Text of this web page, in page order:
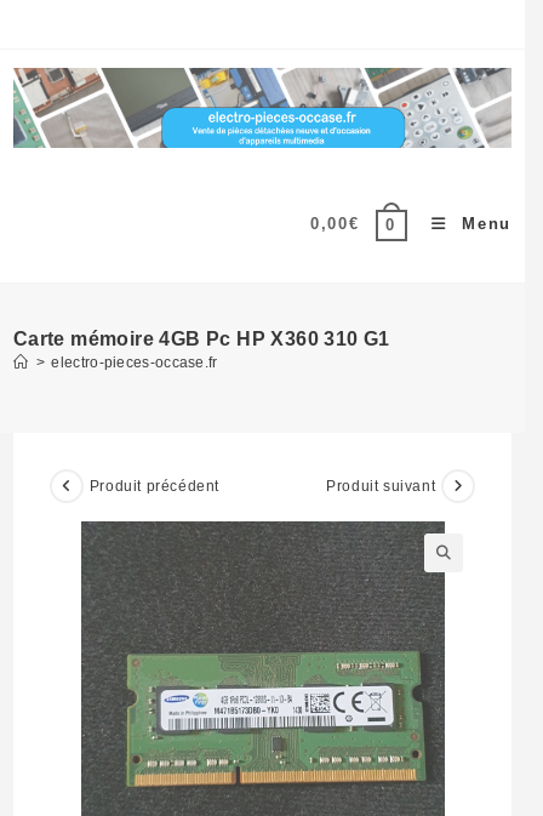
content
0,00€ 0 Menu
Carte mémoire 4GB Pc HP X360 310 G1
> electro-pieces-occase.fr
Produit précédent Produit suivant
🔍